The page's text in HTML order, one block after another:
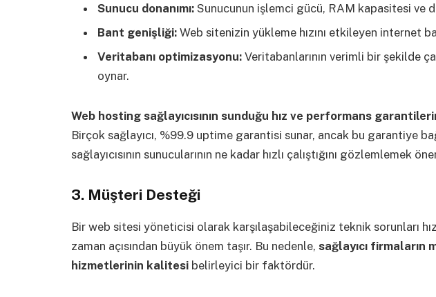
Sunucu donanımı: Sunucunun işlemci gücü, RAM kapasitesi ve
Bant genişliği: Web sitenizin yükleme hızını etkileyen internet
Veritabanı optimizasyonu: Veritabanlarının verimli bir şekilde
oynar.
Web hosting sağlayıcısının sunduğu hız ve performans
Birçok sağlayıcı, %99.9 uptime garantisi sunar, ancak bu garantiye
sağlayıcısının sunucularının ne kadar hızlı çalıştığını gözlemlemek
3. Müşteri Desteği
Bir web sitesi yöneticisi olarak karşılaşabileceğiniz teknik sorunları
zaman açısından büyük önem taşır. Bu nedenle, sağlayıcı firmaların
hizmetlerinin kalitesi belirleyici bir faktördür.